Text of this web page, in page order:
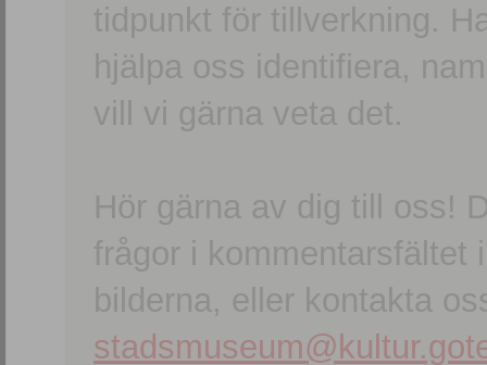
tidpunkt för tillverkning.
hjälpa oss identifiera,
vill vi gärna veta det.
Hör gärna av dig till oss!
frågor i kommentarsfältet
bilderna, eller kontakta